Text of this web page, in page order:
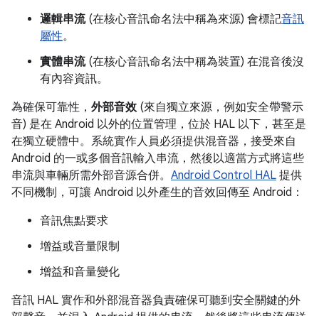
邏輯串流(在核心音訊命名法中稱為來源) 會標記音訊
屬性。
實體串流(在核心音訊命名法中稱為裝置) 在混音後沒
有內容資訊。
為確保可靠性， 外部音效 (來自獨立來源，例如安全帶警示
音) 是在 Android 以外的位置管理，位於 HAL 以下，甚至是
在獨立硬體中。系統實作人員必須提供混音器，接受來自
Android 的一或多個音訊輸入串流，然後以適當方式將這些
串流與車輛所需外部音源合併。 Android Control HAL 提供
不同機制，可讓 Android 以外產生的音效回傳至 Android：
音訊焦點要求
增益或音量限制
增益和音量變化
音訊 HAL 實作和外部混音器負責確保可聽到安全關鍵的外